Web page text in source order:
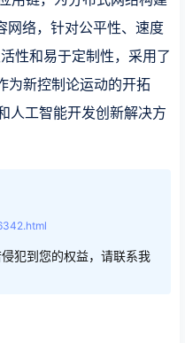
络，针对公平性、速度
性和易于定制性，采用了
为新控制论运动的开拓
人工智能开发创新解决方
犯到您的权益，请联系我